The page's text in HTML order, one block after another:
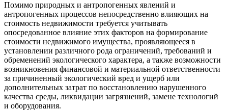
Помимо природных и антропогенных явлений и
антропогенных процессов непосредственно влияющих на
стоимость недвижимости требуется учитывать
опосредованное влияние этих факторов на формирование
стоимости недвижимого имущества, проявляющееся в
установлении различного рода ограничений, требований и
обременений экологического характера, а также возможности
возникновения финансовой и материальной ответственности
за причиненный экологический вред и ущерб или
дополнительных затрат по восстановлению нарушенного
качества среды, ликвидации загрязнений, замене технологий
и оборудования.